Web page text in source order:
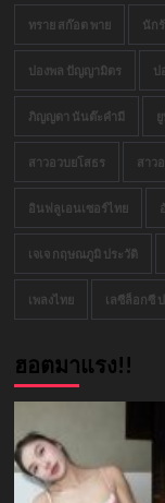
ทราย สก๊อต พาย นัก
ปองพล ปัญญามิตร ป
ภิญญดา นันต๊ะคำมี
สาวอวบยโสธร สาว
อินฟลูเอนเซอร์ไทย
เจเจ กฤษณภูมิ ประวัติ
เพลงไทย เลซีล็อกซี
ฮอตมาแรง!!